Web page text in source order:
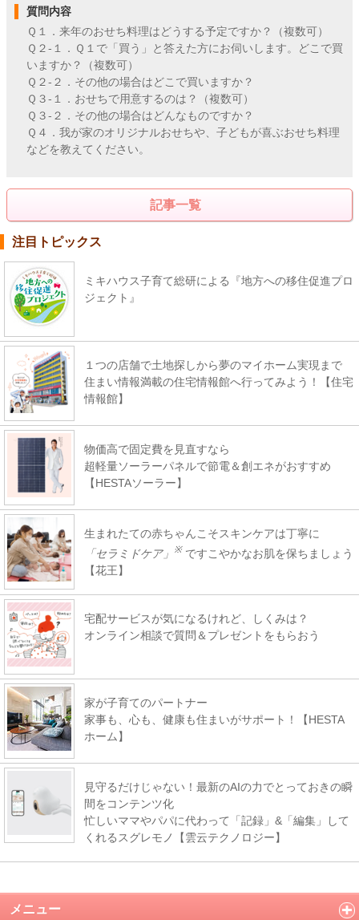
質問内容
Ｑ１．来年のおせち料理はどうする予定ですか？（複数可）
Ｑ２-１．Ｑ１で「買う」と答えた方にお伺いします。どこで買
いますか？（複数可）
Ｑ２-２．その他の場合はどこで買いますか？
Ｑ３-１．おせちで用意するのは？（複数可）
Ｑ３-２．その他の場合はどんなものですか？
Ｑ４．我が家のオリジナルおせちや、子どもが喜ぶおせち料理
などを教えてください。
記事一覧
注目トピックス
ミキハウス子育て総研による『地方への移住促進プロ
ジェクト』
１つの店舗で土地探しから夢のマイホーム実現まで
住まい情報満載の住宅情報館へ行ってみよう！【住宅
情報館】
物価高で固定費を見直すなら
超軽量ソーラーパネルで節電＆創エネがおすすめ
【HESTAソーラー】
生まれたての赤ちゃんこそスキンケアは丁寧に
「セラミドケア」
※ ですこやかなお肌を保ちましょう
【花王】
宅配サービスが気になるけれど、しくみは？
オンライン相談で質問＆プレゼントをもらおう
家が子育てのパートナー
家事も、心も、健康も住まいがサポート！【HESTA
ホーム】
見守るだけじゃない！最新のAIの力でとっておきの瞬
間をコンテンツ化
忙しいママやパパに代わって「記録」&「編集」して
くれるスグレモノ【雲云テクノロジー】
メニュー